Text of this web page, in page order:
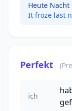
Heute
It froze last
Perfekt
ich